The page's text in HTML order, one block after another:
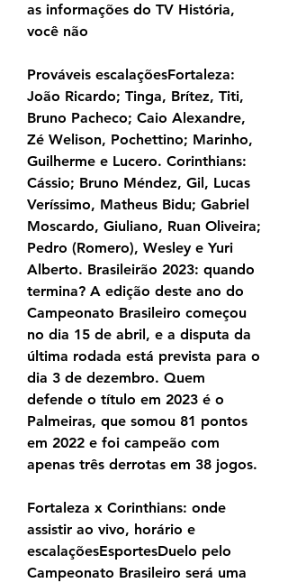
as informações do TV História,
você não
Prováveis escalaçõesFortaleza:
João Ricardo; Tinga, Brítez, Titi,
Bruno Pacheco; Caio Alexandre,
Zé Welison, Pochettino; Marinho,
Guilherme e Lucero. Corinthians:
Cássio; Bruno Méndez, Gil, Lucas
Veríssimo, Matheus Bidu; Gabriel
Moscardo, Giuliano, Ruan Oliveira;
Pedro (Romero), Wesley e Yuri
Alberto. Brasileirão 2023: quando
termina? A edição deste ano do
Campeonato Brasileiro começou
no dia 15 de abril, e a disputa da
última rodada está prevista para o
dia 3 de dezembro. Quem
defende o título em 2023 é o
Palmeiras, que somou 81 pontos
em 2022 e foi campeão com
apenas três derrotas em 38 jogos.
Fortaleza x Corinthians: onde
assistir ao vivo, horário e
escalaçõesEsportesDuelo pelo
Campeonato Brasileiro será uma